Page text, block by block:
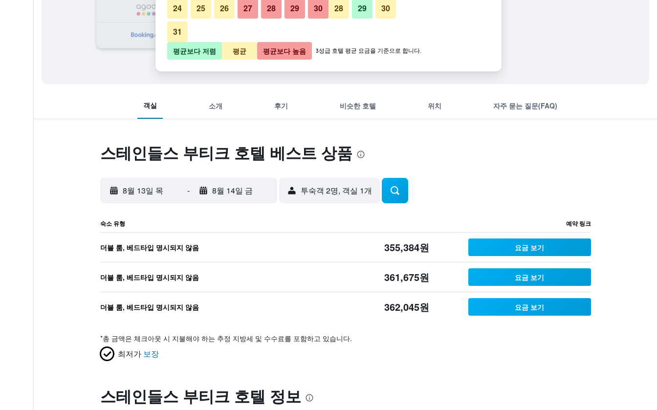
361,675원 바로 예약
객실 소개 후기 비슷한 호텔 위치 자주 묻는 질문(FAQ)
스테인들스 부티크 호텔 베스트 상품
8월 13일 목 - 8월 14일 금 ​투숙객 2​명, ​객실 1개
숙소 유형 예약 링크
더블 룸, 베드타입 명시되지 않음 355,384원 요금 보기
더블 룸, 베드타입 명시되지 않음 361,675원 요금 보기
더블 룸, 베드타입 명시되지 않음 362,045원 요금 보기
*총 금액은 체크아웃 시 지불해야 하는 추정 지방세 및 수수료를 포함하고 있습니다.
최저가 보장
스테인들스 부티크 호텔 정보
24 25 26 27 28 29 30
31
28 29 30
평균보다 저렴 평균 평균보다 높음 3성급 호텔 평균 요금을 기준으로 합니다.